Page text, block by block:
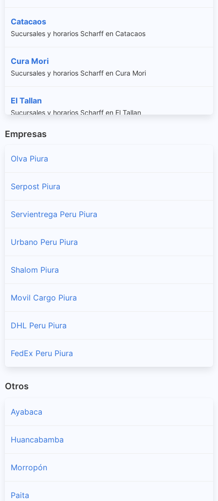
Catacaos
Sucursales y horarios Scharff en Catacaos
Cura Mori
Sucursales y horarios Scharff en Cura Mori
El Tallan
Sucursales y horarios Scharff en El Tallan
La Arena
Sucursales y horarios Scharff en La Union
Las Lomas
Sucursales y horarios Scharff en Piura
Tambo Grande
Sucursales y horarios Scharff en Veintiseis De Octubre
Empresas
Olva Piura
Serpost Piura
Servientrega Peru Piura
Urbano Peru Piura
Shalom Piura
Movil Cargo Piura
DHL Peru Piura
FedEx Peru Piura
Otros
Ayabaca
Huancabamba
Morropón
Paita